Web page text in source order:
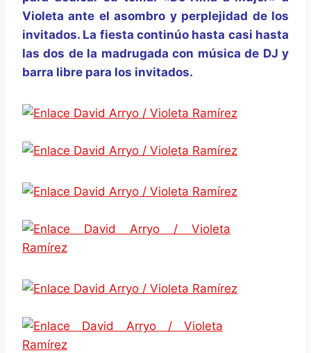
Violeta ante el asombro y perplejidad de los
invitados. La fiesta continúo hasta casi hasta
las dos de la madrugada con música de DJ y
barra libre para los invitados.